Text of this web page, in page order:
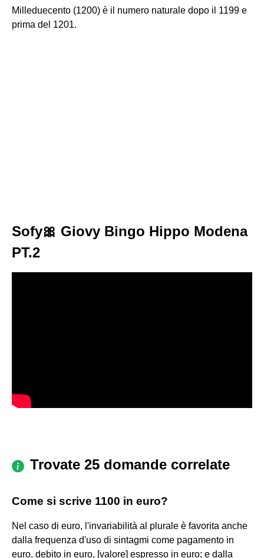
Milleduecento (1200) è il numero naturale dopo il 1199 e
prima del 1201.
Sofy🎀 Giovy Bingo Hippo Modena
PT.2
Trovate 25 domande correlate
Come si scrive 1100 in euro?
Nel caso di euro, l'invariabilità al plurale è favorita anche
dalla frequenza d'uso di sintagmi come pagamento in
euro, debito in euro, [valore] espresso in euro; e dalla